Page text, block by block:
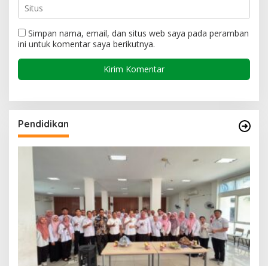
Simpan nama, email, dan situs web saya pada peramban
ini untuk komentar saya berikutnya.
Pendidikan